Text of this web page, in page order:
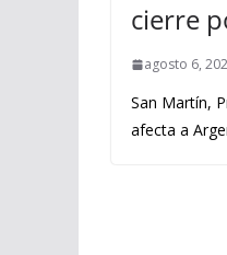
cierre
agosto 6,
San Martín,
afecta a